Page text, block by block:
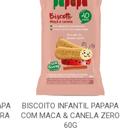
BISCOITO INFANTIL PAPAPA
COM MACA & CANELA ZERO
60G